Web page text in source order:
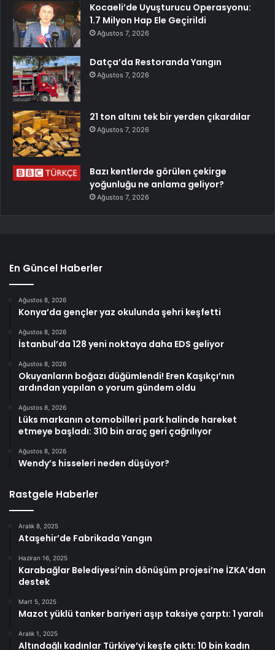
Kocaeli’de Uyuşturucu Operasyonu:
1.7 Milyon Hap Ele Geçirildi
Ağustos 7, 2026
Datça’da Restoranda Yangın
Ağustos 7, 2026
21 ton altını tek bir yerden çıkardılar
Ağustos 7, 2026
Bazı kentlerde görülen çekirge
yoğunluğu ne anlama geliyor?
Ağustos 7, 2026
En Güncel Haberler
Ağustos 8, 2026
Konya’da gençler yaz okulunda şehri keşfetti
Ağustos 8, 2026
İstanbul’da 128 yeni noktaya daha EDS geliyor
Ağustos 8, 2026
Okuyanların boğazı düğümlendi! Eren Kaşıkçı’nın
ardından yapılan o yorum gündem oldu
Ağustos 8, 2026
Lüks markanın otomobilleri park halinde hareket
etmeye başladı: 310 bin araç geri çağrılıyor
Ağustos 8, 2026
Wendy’s hisseleri neden düşüyor?
Rastgele Haberler
Aralık 8, 2025
Ataşehir’de Fabrikada Yangın
Haziran 16, 2025
Karabağlar Belediyesi’nin dönüşüm projesi’ne İZKA’dan
destek
Mart 5, 2025
Mazot yüklü tanker bariyeri aşıp taksiye çarptı: 1 yaralı
Aralık 1, 2025
Altındağlı kadınlar Türkiye’yi keşfe çıktı: 10 bin kadın